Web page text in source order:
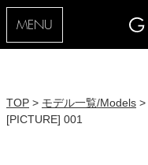
MENU
TOP > モデル一覧/Models >
[PICTURE] 001